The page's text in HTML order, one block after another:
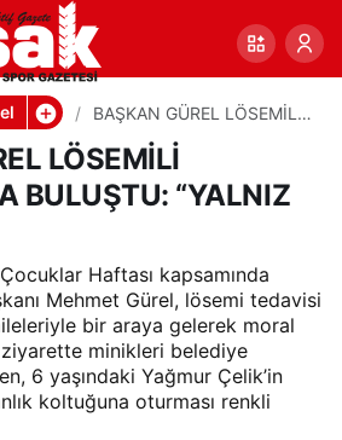
BAŞKAN GÜREL LÖSEMİLİ
“YALNIZ DEĞİLSİNİZ”
LÖSEMİLİ
BULUŞTU: “YALNIZ
Haftası kapsamında
Mehmet Gürel, lösemi tedavisi
bir araya gelerek moral
minikleri belediye
6 yaşındaki Yağmur Çelik’in
koltuğuna oturması renkli
0 Paylaş